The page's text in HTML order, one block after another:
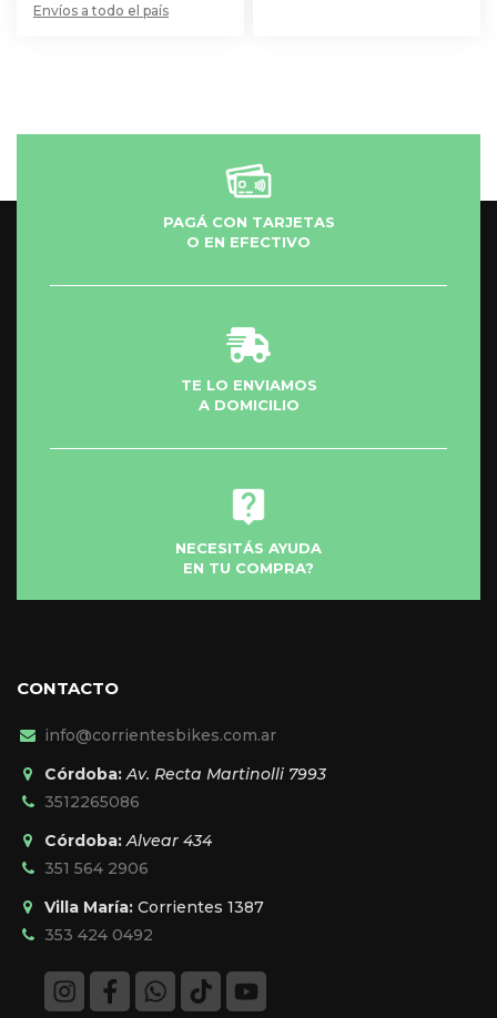
Envíos a todo el país
PAGÁ CON TARJETAS
O EN EFECTIVO
TE LO ENVIAMOS
A DOMICILIO
NECESITÁS AYUDA
EN TU COMPRA?
CONTACTO
info@corrientesbikes.com.ar
Córdoba:Av. Recta Martinolli 7993
3512265086
Córdoba:Alvear 434
351 564 2906
Villa María: Corrientes 1387
353 424 0492